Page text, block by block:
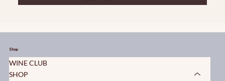
Shop
WINE CLUB
SHOP